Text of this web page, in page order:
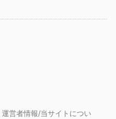
運営者情報/当サイトについ